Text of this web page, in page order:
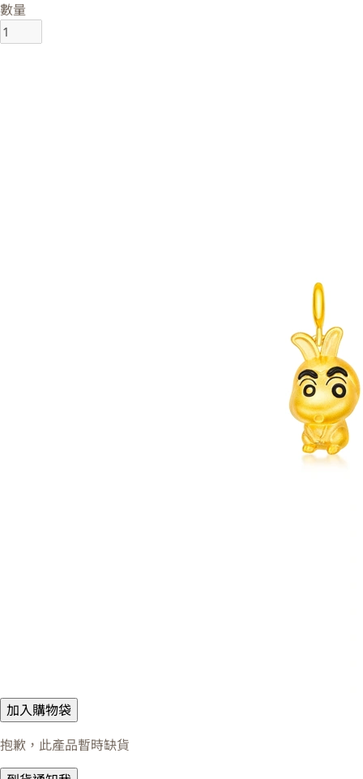
數量
加入購物袋
抱歉，此產品暫時缺貨